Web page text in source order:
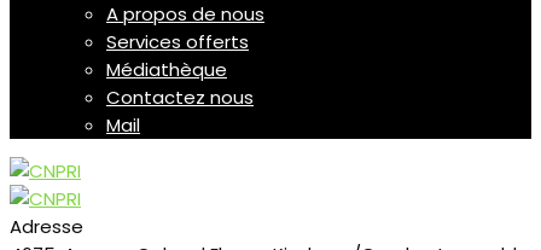
A propos de nous
Services offerts
Médiathèque
Contactez nous
Mail
Adresse